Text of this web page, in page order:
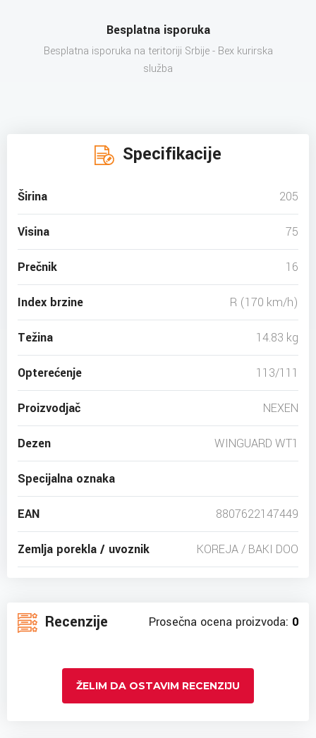
Besplatna isporuka
Besplatna isporuka na teritoriji Srbije - Bex kurirska
služba
Specifikacije
Širina 205
Visina 75
Prečnik 16
Index brzine R (170 km/h)
Težina 14.83 kg
Opterećenje 113/111
Proizvodjač NEXEN
Dezen WINGUARD WT1
Specijalna oznaka
EAN 8807622147449
Zemlja porekla / uvoznik KOREJA / BAKI DOO
Recenzije Prosečna ocena proizvoda: 0
ŽELIM DA OSTAVIM RECENZIJU